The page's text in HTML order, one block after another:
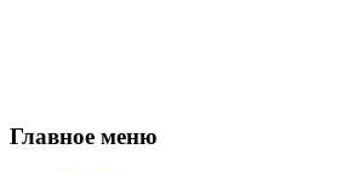
Главное меню